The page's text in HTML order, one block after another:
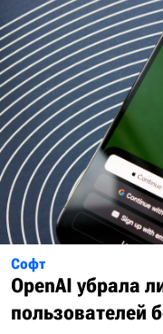
Софт
OpenAI убрала
пользователей